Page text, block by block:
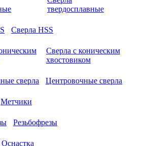
твердосплавные
Сверла HSS
Сверла с коническим
хвостовиком
Центровочные сверла
Метчики
Резьбофрезы
Оснастка